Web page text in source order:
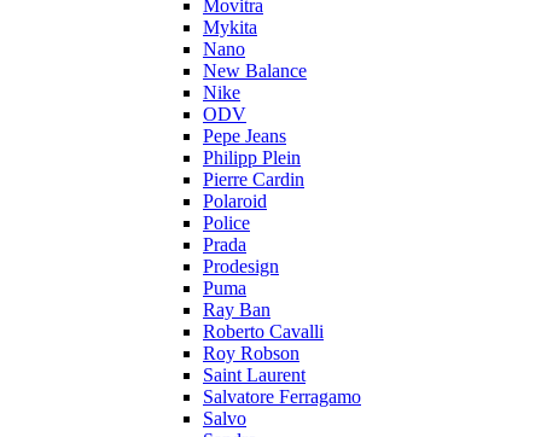
Movitra
Mykita
Nano
New Balance
Nike
ODV
Pepe Jeans
Philipp Plein
Pierre Cardin
Polaroid
Police
Prada
Prodesign
Puma
Ray Ban
Roberto Cavalli
Roy Robson
Saint Laurent
Salvatore Ferragamo
Salvo